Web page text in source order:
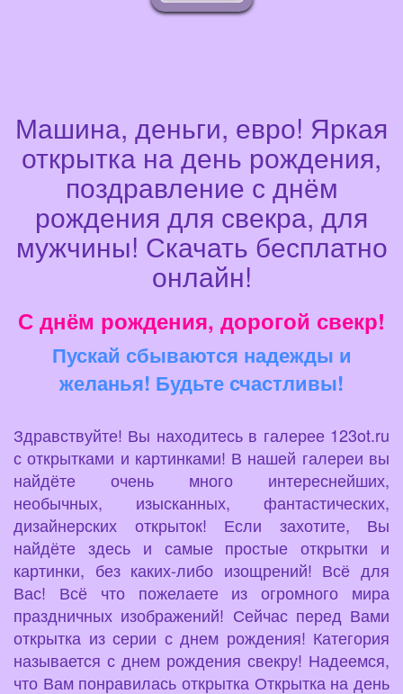
Машина, деньги, евро! Яркая
открытка на день рождения,
поздравление с днём
рождения для свекра, для
мужчины! Скачать бесплатно
онлайн!
С днём рождения, дорогой свекр!
Пускай сбываются надежды и
желанья! Будьте счастливы!
Здравствуйте! Вы находитесь в галерее 123ot.ru
с открытками и картинками! В нашей галереи вы
найдёте очень много интереснейших,
необычных, изысканных, фантастических,
дизайнерских открыток! Если захотите, Вы
найдёте здесь и самые простые открытки и
картинки, без каких-либо изощрений! Всё для
Вас! Всё что пожелаете из огромного мира
праздничных изображений! Сейчас перед Вами
открытка из серии с днем рождения! Категория
называется с днем рождения свекру! Надеемся,
что Вам понравилась открытка Открытка на день